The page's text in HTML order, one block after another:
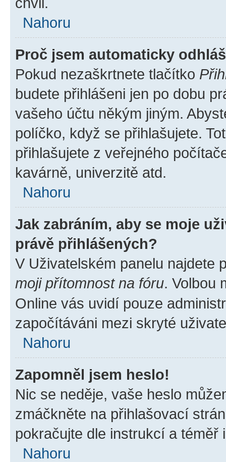
Nahoru
Proč jsem automaticky
Pokud nezaškrtnete tlačítko
budete přihlášeni jen po dobu
vašeho účtu někým jiným.
políčko, když se přihlašujete.
přihlašujete z veřejného
kavárně, univerzitě atd.
Nahoru
Jak zabráním, aby se moje
právě přihlášených?
V Uživatelském panelu najdete
moji přítomnost na fóru. Volbou
Online vás uvidí pouze
započítáváni mezi skryté
Nahoru
Zapomněl jsem heslo!
Nic se neděje, vaše heslo
zmáčkněte na přihlašovací
pokračujte dle instrukcí a téměř
Nahoru